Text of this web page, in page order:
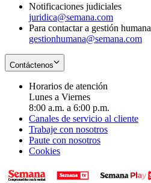
Notificaciones judiciales
juridica@semana.com
Para contactar a gestión humana
gestionhumana@semana.com
Contáctenos
Horarios de atención
Lunes a Viernes
8:00 a.m. a 6:00 p.m.
Canales de servicio al cliente
Trabaje con nosotros
Paute con nosotros
Cookies